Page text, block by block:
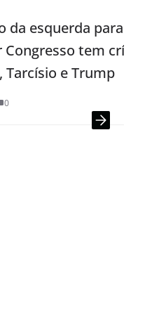
para
tem críticas a
e Trump